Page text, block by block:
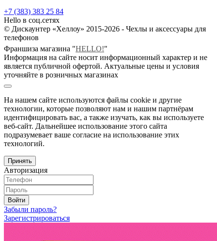
+7 (383) 383 25 84
Hello в соц.сетях
© Дискаунтер «Хеллоу» 2015-2026 - Чехлы и аксессуары для
телефонов
Франшиза магазина "HELLO!"
Информация на сайте носит информационный характер и не
является публичной офертой. Актуальные цены и условия
уточняйте в розничных магазинах
На нашем сайте используются файлы cookie и другие
технологии, которые позволяют нам и нашим партнёрам
идентифицировать вас, а также изучать, как вы используете
веб-сайт. Дальнейшее использование этого сайта
подразумевает ваше согласие на использование этих
технологий.
Принять
Авторизация
Войти
Забыли пароль?
Зарегистрироваться